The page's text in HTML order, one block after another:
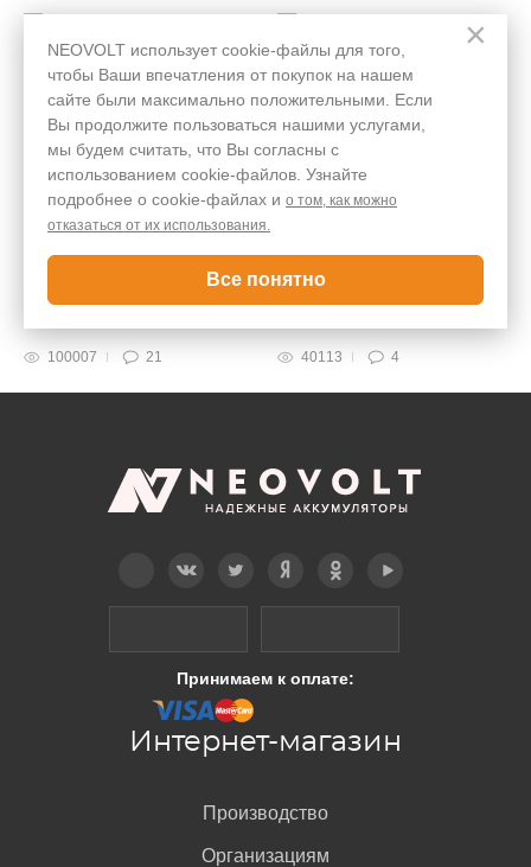
×
NEOVOLT использует cookie-файлы для того,
чтобы Ваши впечатления от покупок на нашем
сайте были максимально положительными. Если
Вы продолжите пользоваться нашими услугами,
мы будем считать, что Вы согласны с
использованием cookie-файлов. Узнайте
подробнее о cookie-файлах и о том, как можно
отказаться от их использования.
Все понятно
Обновление iOS 17:
быстро разряжается
100007 21
Редми разряжается:
40113 4
Принимаем к оплате:
Интернет-магазин
Производство
Организациям